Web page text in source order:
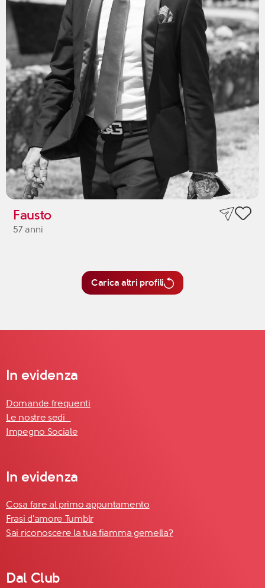
Fausto
57 anni
Carica altri profili
In evidenza
Domande frequenti
Le nostre sedi
Impegno Sociale
In evidenza
Cosa fare al primo appuntamento
Frasi d'amore Tumblr
Sai riconoscere la tua fiamma gemella?
Dal Club